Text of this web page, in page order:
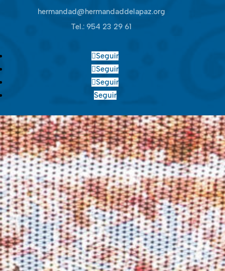
hermandad@hermandaddelapaz.org
Tel.: 954 23 29 61
Seguir
Seguir
Seguir
Seguir